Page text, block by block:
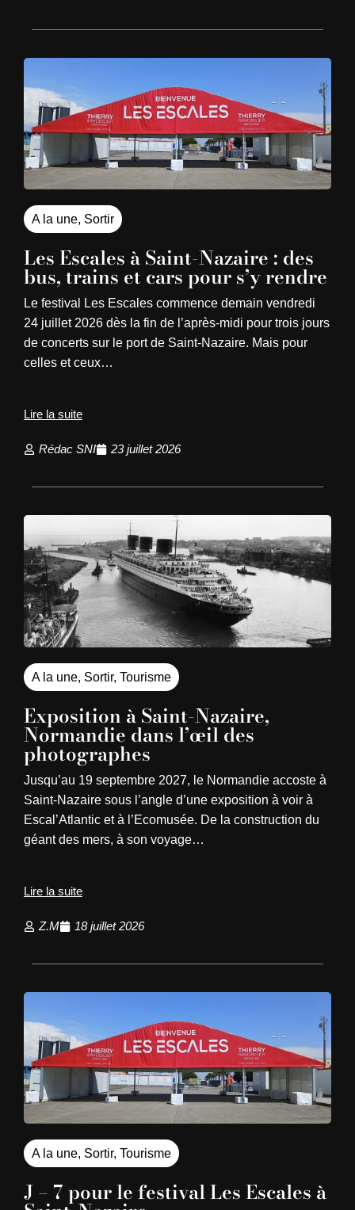
A la une, Sortir
Les Escales à Saint-Nazaire : des
bus, trains et cars pour s’y rendre
Le festival Les Escales commence demain vendredi
24 juillet 2026 dès la fin de l’après-midi pour trois jours
de concerts sur le port de Saint-Nazaire. Mais pour
celles et ceux…
Lire la suite
Rédac SNI 23 juillet 2026
A la une, Sortir, Tourisme
Exposition à Saint-Nazaire,
Normandie dans l’œil des
photographes
Jusqu’au 19 septembre 2027, le Normandie accoste à
Saint-Nazaire sous l’angle d’une exposition à voir à
Escal’Atlantic et à l’Ecomusée. De la construction du
géant des mers, à son voyage…
Lire la suite
Z.M 18 juillet 2026
A la une, Sortir, Tourisme
J – 7 pour le festival Les Escales à